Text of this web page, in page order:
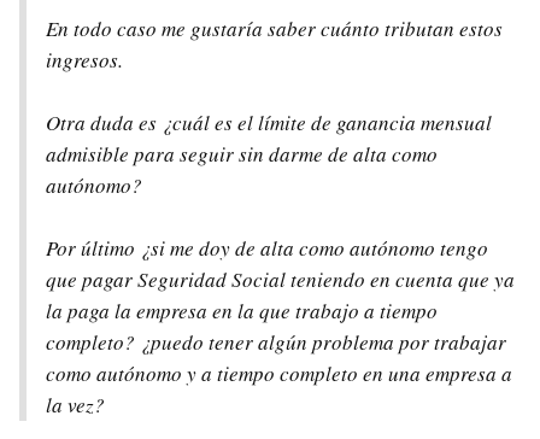
En todo caso me gustaría saber cuánto tributan estos
ingresos.
Otra duda es ¿cuál es el límite de ganancia mensual
admisible para seguir sin darme de alta como
autónomo?
Por último ¿si me doy de alta como autónomo tengo
que pagar Seguridad Social teniendo en cuenta que ya
la paga la empresa en la que trabajo a tiempo
completo? ¿puedo tener algún problema por trabajar
como autónomo y a tiempo completo en una empresa a
la vez?